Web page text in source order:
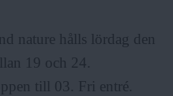
nature hålls lördag den
19 och 24.
till 03. Fri entré.